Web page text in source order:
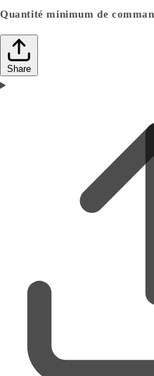
Quantité minimum de
Share